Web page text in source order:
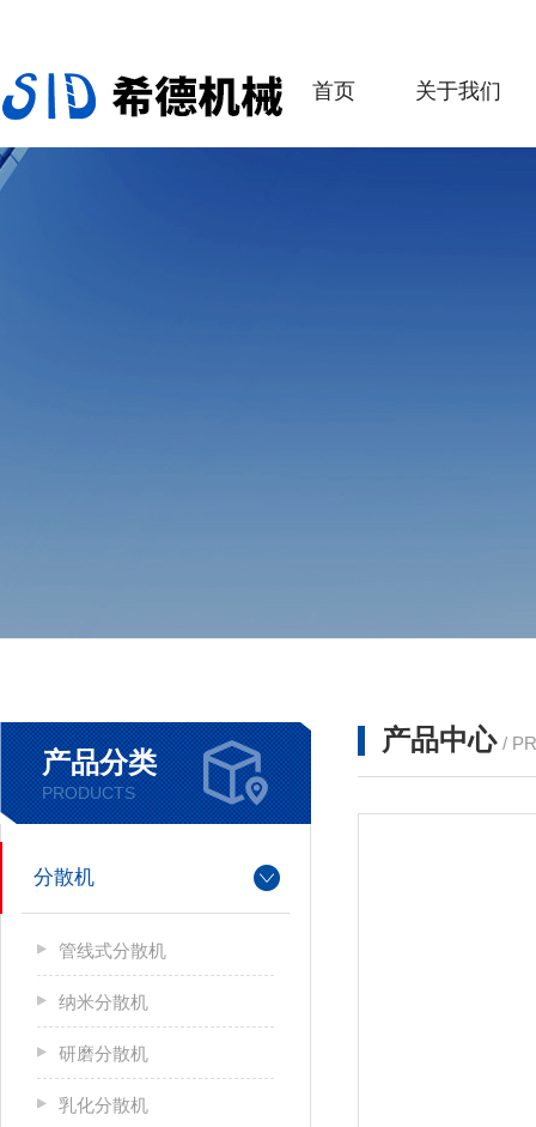
首页 关于我们
产品分类
PRODUCTS
分散机
管线式分散机
纳米分散机
研磨分散机
乳化分散机
产品中心 /